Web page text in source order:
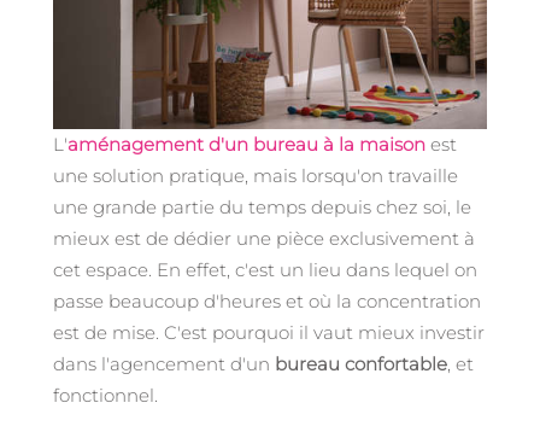
L'aménagement d'un bureau à la maison est
une solution pratique, mais lorsqu'on travaille
une grande partie du temps depuis chez soi, le
mieux est de dédier une pièce exclusivement à
cet espace. En effet, c'est un lieu dans lequel on
passe beaucoup d'heures et où la concentration
est de mise. C'est pourquoi il vaut mieux investir
dans l'agencement d'un bureau confortable, et
fonctionnel.